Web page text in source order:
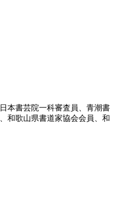
本書芸院一科審査員、青潮書
和歌山県書道家協会会員、和